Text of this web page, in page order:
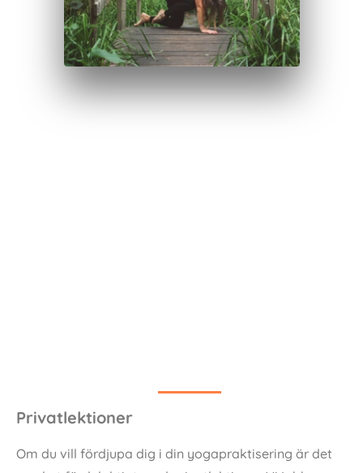
Som förberedelse kommer vi att jobba med att
lugna kroppen och få den att slappna av och
släppa loss. Detta gör vi med hjälp av enkla
kroppsövningar och med hjälp av andningen.